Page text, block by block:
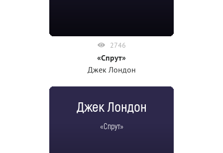
2746
«Спрут»
Джек Лондон
Джек Лондон
«Спрут»